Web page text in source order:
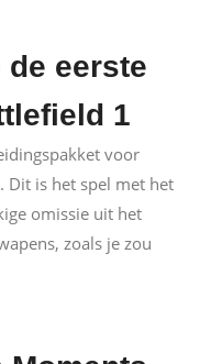
eerste
1
voor
is het spel met het
omissie uit het
zoals je zou